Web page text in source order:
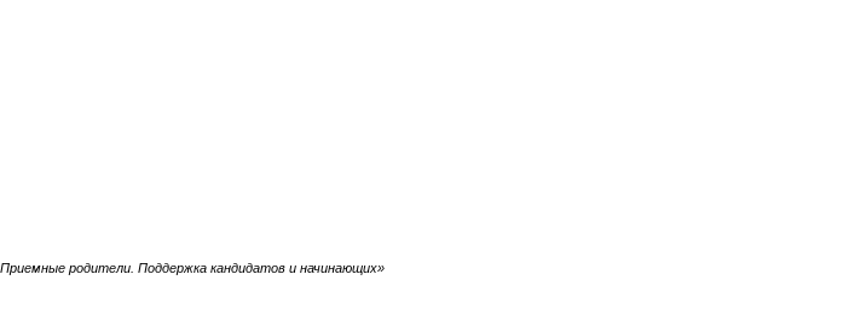
родители. Поддержка кандидатов и начинающих»